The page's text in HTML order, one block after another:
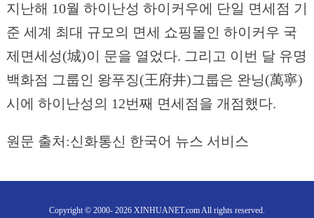
지난해 10월 하이난성 하이커우에 단일 면세점 기
준 세계 최대 규모의 면세 쇼핑몰인 하이커우 국
제면세성(城)이 문을 열었다. 그리고 이번 달 유명
백화점 그룹인 왕푸징(王府井)그룹은 완닝(萬寧)
시에 하이난성의 12번째 면세점을 개점했다.
원문 출처:신화통신 한국어 뉴스 서비스
Copyright © 2000- 2026 XINHUANET.com All rights reserved.